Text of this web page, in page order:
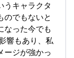
うキャラクタ
のでもないと
なった今でも
響もあり、私
ージが強かっ